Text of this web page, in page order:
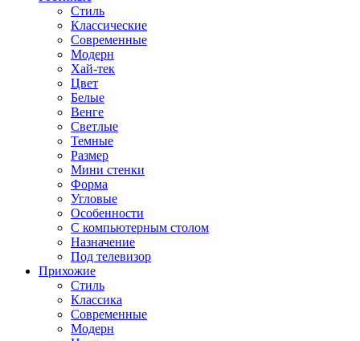
Стиль
Классические
Современные
Модерн
Хай-тек
Цвет
Белые
Венге
Светлые
Темные
Размер
Мини стенки
Форма
Угловые
Особенности
С компьютерным столом
Назначение
Под телевизор
Прихожие
Стиль
Классика
Современные
Модерн